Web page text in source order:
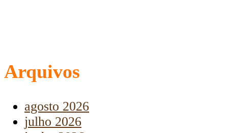
Arquivos
agosto 2026
julho 2026